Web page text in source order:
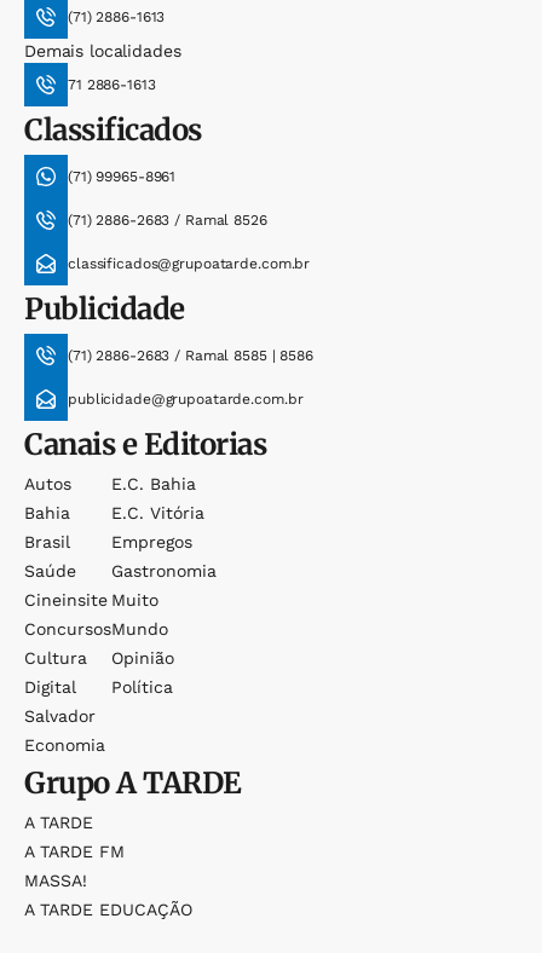
(71) 2886-1613
Demais localidades
71 2886-1613
Classificados
(71) 99965-8961
(71) 2886-2683 / Ramal 8526
classificados@grupoatarde.com.br
Publicidade
(71) 2886-2683 / Ramal 8585 | 8586
publicidade@grupoatarde.com.br
Canais e Editorias
Autos
Bahia
Brasil
Saúde
Cineinsite
Concursos
Cultura
Digital
Salvador
Economia
E.c. Bahia
E.c. Vitória
Empregos
Gastronomia
Muito
Mundo
Opinião
Política
GrupoA TARDE
A TARDE
A TARDE FM
MASSA!
A TARDE EDUCAÇÃO